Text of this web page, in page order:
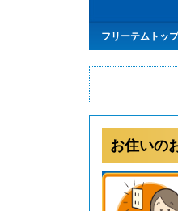
フリーテムトッ
お住いの